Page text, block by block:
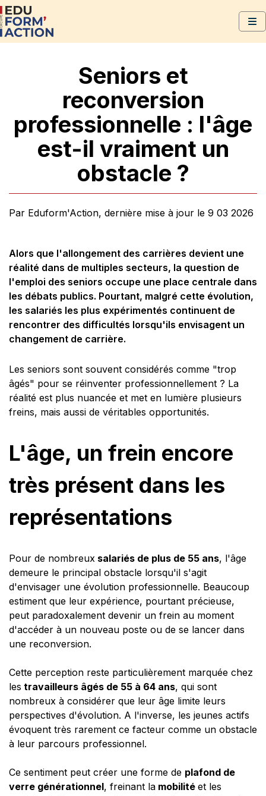
Seniors et
reconversion
professionnelle : l'âge
est-il vraiment un
obstacle ?
Par Eduform'Action, dernière mise à jour le 9 03 2026
Alors que l'allongement des carrières devient une
réalité dans de multiples secteurs, la question de
l'emploi des seniors occupe une place centrale dans
les débats publics. Pourtant, malgré cette évolution,
les salariés les plus expérimentés continuent de
rencontrer des difficultés lorsqu'ils envisagent un
changement de carrière.
Les seniors sont souvent considérés comme "trop
âgés" pour se réinventer professionnellement ? La
réalité est plus nuancée et met en lumière plusieurs
freins, mais aussi de véritables opportunités.
L'âge, un frein encore
très présent dans les
représentations
Pour de nombreux salariés de plus de 55 ans, l'âge
demeure le principal obstacle lorsqu'il s'agit
d'envisager une évolution professionnelle. Beaucoup
estiment que leur expérience, pourtant précieuse,
peut paradoxalement devenir un frein au moment
d'accéder à un nouveau poste ou de se lancer dans
une reconversion.
Cette perception reste particulièrement marquée chez
les travailleurs âgés de 55 à 64 ans, qui sont
nombreux à considérer que leur âge limite leurs
perspectives d'évolution. A l'inverse, les jeunes actifs
évoquent très rarement ce facteur comme un obstacle
à leur parcours professionnel.
Ce sentiment peut créer une forme de plafond de
verre générationnel, freinant la mobilité et les